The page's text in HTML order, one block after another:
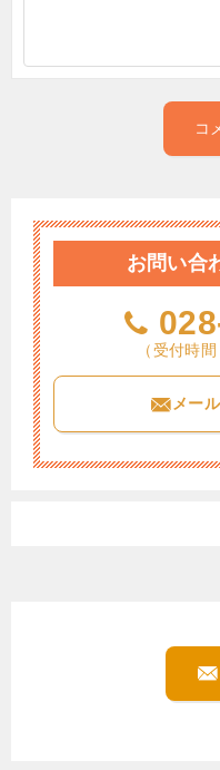
お問い合
（受付時
メー